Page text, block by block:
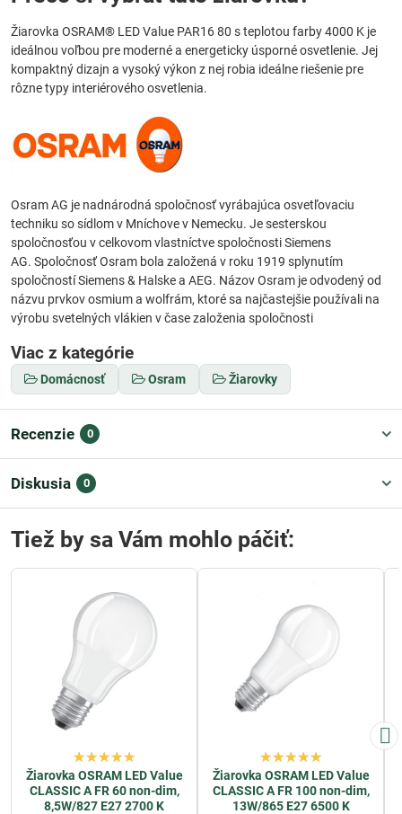
Žiarovka OSRAM® LED Value PAR16 80 s teplotou farby 4000 K je
ideálnou voľbou pre moderné a energeticky úsporné osvetlenie. Jej
kompaktný dizajn a vysoký výkon z nej robia ideálne riešenie pre
rôzne typy interiérového osvetlenia.
Osram AG je nadnárodná spoločnosť vyrábajúca osvetľovaciu
techniku so sídlom v Mníchove v Nemecku. Je sesterskou
spoločnosťou v celkovom vlastníctve spoločnosti Siemens
AG. Spoločnosť Osram bola založená v roku 1919 splynutím
spoločností Siemens & Halske a AEG. Názov Osram je odvodený od
názvu prvkov osmium a wolfrám, ktoré sa najčastejšie používali na
výrobu svetelných vlákien v čase založenia spoločnosti
Viac z kategórie
Domácnosť Osram Žiarovky
Recenzie 0
Diskusia 0
Tiež by sa Vám mohlo páčiť:
Žiarovka OSRAM LED Value
CLASSIC A FR 60 non-dim,
8,5W/827 E27 2700 K
Žiarovka OSRAM LED Value
CLASSIC A FR 100 non-dim,
13W/865 E27 6500 K